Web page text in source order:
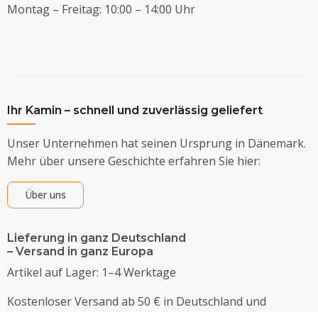
Montag – Freitag: 10:00 – 14:00 Uhr
Ihr Kamin – schnell und zuverlässig geliefert
Unser Unternehmen hat seinen Ursprung in Dänemark.
Mehr über unsere Geschichte erfahren Sie hier:
Über uns
Lieferung in ganz Deutschland
– Versand in ganz Europa
Artikel auf Lager: 1–4 Werktage
Kostenloser Versand ab 50 € in Deutschland und